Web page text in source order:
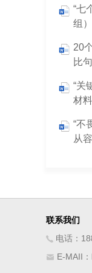
“七
组）
20
比句
“关
材
“不
从
联系我们
电话：
E-MAII